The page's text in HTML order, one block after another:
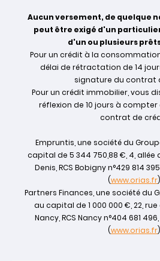
Aucun versement, de quelque
peut être exigé d'un
d'un ou plusieurs
Pour un crédit à la
délai de rétractation de 14
signature du contrat
Pour un crédit immobilier, vous
réflexion de 10 jours à
contrat de
Empruntis, une société du Groupe
capital de 5 344 750,88 €, 4, allée
Denis, RCS Bobigny n°429 814
(www.orias.fr)
Partners Finances, une société du
au capital de 1 000 000 €, 22,
Nancy, RCS Nancy n°404 681
(www.orias.fr)